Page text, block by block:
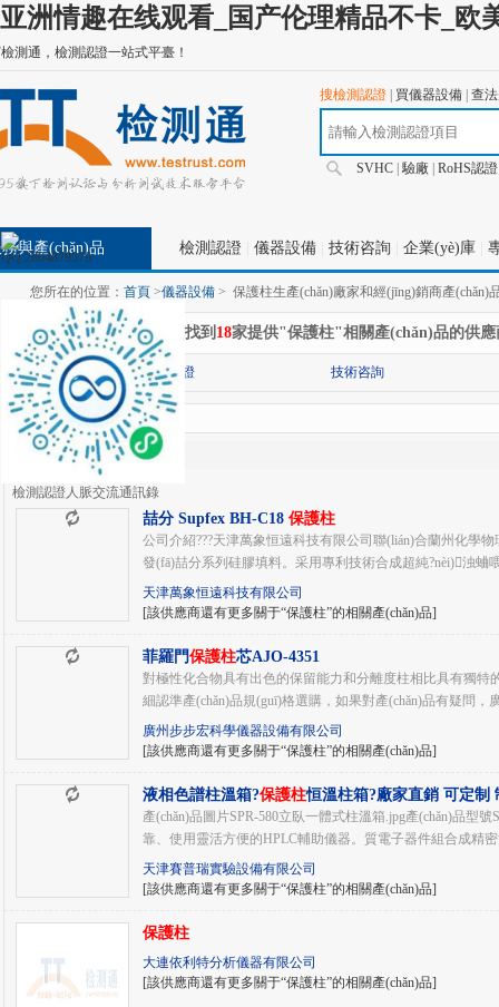
亚洲情趣在线观看_国产伦理精品不卡_欧
測通，檢測認證一站式平臺！
搜檢測認證 買儀器設備 查
SVHC 驗廠 RoHS認證
與產(chǎn)品 檢測認證 儀器設備 技術咨詢 企業(yè)庫
您所在的位置： 首頁 >儀器設備 > 保護柱生產(chǎn)廠家和經(jīng)銷商產(chǎn)
在"儀器設備"分類下共找到 18家提供"保護柱"相關產(chǎn)品的供
分類: 檢測認證 技術咨詢
查找結果
喆分 Supfex BH-C18 保護柱
公司介紹???天津萬象恒遠科技有限公司聯(lián)合蘭州化學物理
發(fā)喆分系列硅膠填料。采用專利技術合成超純?nèi)浊蛐
天津萬象恒遠科技有限公司
[該供應商還有更多關于“保護柱”的相關產(chǎn)品]
菲羅門保護柱芯AJO-4351
對極性化合物具有出色的保留能力和分離度柱相比具有獨
細認準產(chǎn)品規(guī)格選購，如果對產(chǎn)品有疑問，
廣州步步宏科學儀器設備有限公司
[該供應商還有更多關于“保護柱”的相關產(chǎn)品]
液相色譜柱溫箱?保護柱恒溫柱箱?廠家直銷 可定制
箱...
產(chǎn)品圖片SPR-580立臥一體式柱溫箱.jpg產(chǎn)品型
靠、使用靈活方便的HPLC輔助儀器。質電子器件組合成精
天津賽普瑞實驗設備有限公司
[該供應商還有更多關于“保護柱”的相關產(chǎn)品]
保護柱
大連依利特分析儀器有限公司
[該供應商還有更多關于“保護柱”的相關產(chǎn)品]
檢測認證人脈交流通訊錄